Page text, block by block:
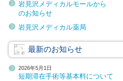
岩見沢メディカルモールから
のお知らせ
岩見沢メディカル薬局
最新のお知らせ
2026年5月1日
短期滞在手術等基本料について